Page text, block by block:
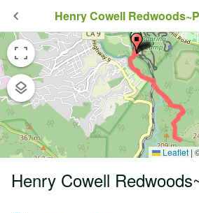
Henry Cowell
Leaflet |
Henry Cowell